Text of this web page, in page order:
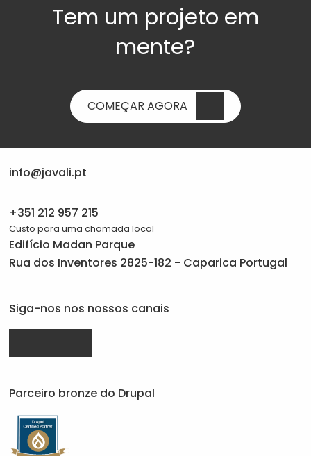
Tem um projeto em
mente?
COMEÇAR AGORA
info@javali.pt
+351 212 957 215
Custo para uma chamada local
Edifício Madan Parque
Rua dos Inventores 2825-182 - Caparica Portugal
Siga-nos nos nossos canais
JavaliJavaliJavali
Parceiro bronze do Drupal